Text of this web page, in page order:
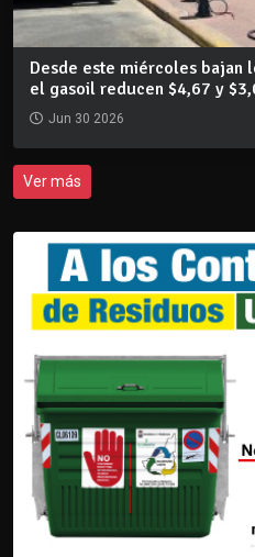
Desde este miércoles bajan
el gasoil reducen $4,67 y
Jun 30 2026
Ver más